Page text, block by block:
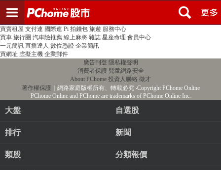
PChome首頁 線上購物 24h購物 書店
買賣租屋 支付連 國際連 Pi 拍錢包 旅遊 服務中心
買車 旅行團 汽車險推薦 線上麻將 雜誌 星座命理 會員中心
一元簡訊 直播達人 數位憑證 企業簡訊
買網址 虛擬主機 企業郵件
廣告刊登 隱私權聲明
消費者保護 兒童網路安全
About PChome 投資人聯絡 徵才
著作權保護 ｜網路家庭版權所有、轉載必究‧Copyright PChome Online
PChome Online and PChome are trademarks of PChome Online Inc.
大盤 自選股
排行 新聞
類股 分類報價